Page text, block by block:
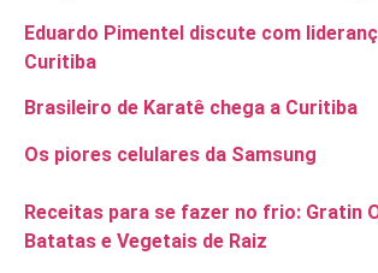
Eduardo Pimentel discute com
Curitiba
Brasileiro de Karatê chega a Curitiba
Os piores celulares da Samsung
Receitas para se fazer no frio: Gratin
Batatas e Vegetais de Raiz